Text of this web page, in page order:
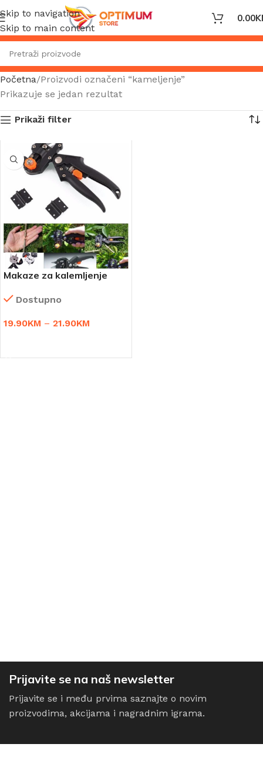
Skip to navigation
Skip to main content
0.00
Početna Proizvodi označeni “kameljenje”
Prikazuje se jedan rezultat
Prikaži filter
Makaze za kalemljenje
Dostupno
19.90KM – 21.90KM
Prijavite se na naš newsletter
Prijavite se i među prvima saznajte o novim
proizvodima, akcijama i nagradnim igrama.